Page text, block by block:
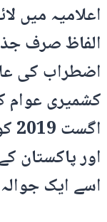
اعلامیہ میں
الفاظ صرف
اضطراب کی
اور پاکستان
اسے ایک جوالہ